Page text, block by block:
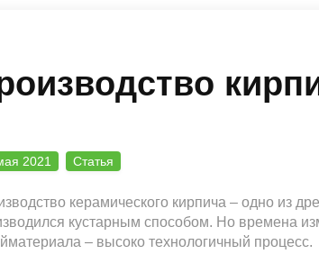
2021 Статья
керамического кирпича – одно из
кустарным способом. Но времена
– высоко технологичный процесс.